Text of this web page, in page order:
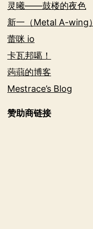
灵曦——鼓楼的夜色
新一（Metal A-wing）
蕾咪 io
卡瓦邦噶！
蒟蒻的博客
Mestrace’s Blog
赞助商链接